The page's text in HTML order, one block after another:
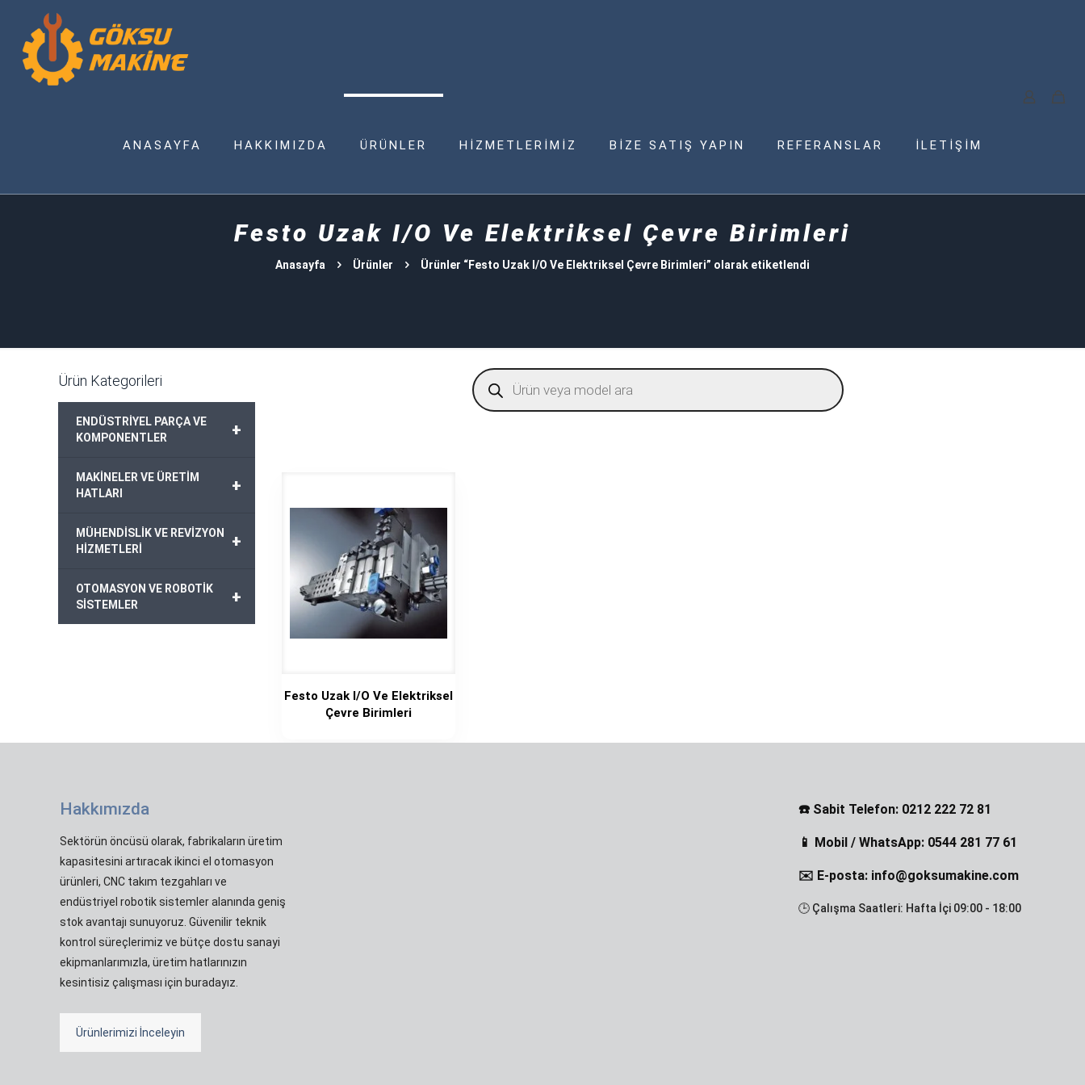
ANASAYFA HAKKIMIZDA ÜRÜNLER HİZMETLERİMİZ BİZE SATIŞ YAPIN REFERANSLAR İLETİŞİM
Festo Uzak I/O Ve Elektriksel Çevre Birimleri
Anasayfa Ürünler Ürünler “Festo Uzak I/O Ve Elektriksel Çevre Birimleri” olarak etiketlendi
Products
search
Festo Uzak I/O Ve Elektriksel
Çevre Birimleri
Ürün Kategorileri
+
ENDÜSTRİYEL PARÇA VE
KOMPONENTLER
+
MAKİNELER VE ÜRETİM
HATLARI
+
MÜHENDİSLİK VE REVİZYON
HİZMETLERİ
+
OTOMASYON VE ROBOTİK
SİSTEMLER
Hakkımızda
Sektörün öncüsü olarak, fabrikaların üretim
kapasitesini artıracak ikinci el otomasyon
ürünleri, CNC takım tezgahları ve
endüstriyel robotik sistemler alanında geniş
stok avantajı sunuyoruz. Güvenilir teknik
kontrol süreçlerimiz ve bütçe dostu sanayi
ekipmanlarımızla, üretim hatlarınızın
kesintisiz çalışması için buradayız.
Ürünlerimizi İnceleyin
☎️ Sabit Telefon: 0212 222 72 81
📱 Mobil / WhatsApp: 0544 281 77 61
✉️ E-posta: info@goksumakine.com
🕒 Çalışma Saatleri: Hafta İçi 09:00 - 18:00